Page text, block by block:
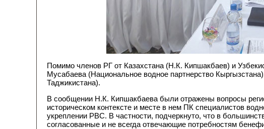
Помимо членов РГ от Казахстана (Н.К. Кипшакбаев) и
Мусабаева (Национальное водное партнерство
Таджикистана).
В сообщении Н.К. Кипшакбаева были отражены вопросы
историческом контексте и месте в нем ПК специалистов
укреплении РВС. В частности, подчеркнуто, что в
согласованные и не всегда отвечающие потребностям